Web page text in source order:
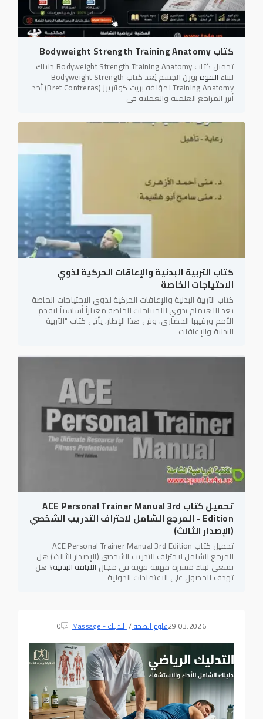
كتاب Bodyweight Strength Training Anatomy
تحميل كتاب Bodyweight Strength Training Anatomy دليلك
لبناء القوة بوزن الجسم يُعد كتاب Bodyweight Strength
Training Anatomy لمؤلفه بريت كونتريرز (Bret Contreras) أحد
أبرز المراجع العلمية والعملية في
كتاب التربية البدنية والإعاقات الحركية لذوي
الاحتياجات الخاصة
كتاب التربية البدنية والإعاقات الحركية لذوي الاحتياجات الخاصة
يعد الاهتمام بذوي الاحتياجات الخاصة معياراً أساسياً لتقدم
الأمم ورقيها الحضاري. وفي هذا الإطار، يأتي كتاب "التربية
البدنية والإعاقات
تحميل كتاب ACE Personal Trainer Manual 3rd
Edition - المرجع الشامل لاحتراف التدريب الشخصي
(الإصدار الثالث)
تحميل كتاب ACE Personal Trainer Manual 3rd Edition
المرجع الشامل لاحتراف التدريب الشخصي (الإصدار الثالث) هل
تسعى لبناء مسيرة مهنية قوية في مجال اللياقة البدنية؟ هل
تهدف للحصول على الاعتمادات الدولية
29.03.2026علوم الصحة/التدليك - Massage 0